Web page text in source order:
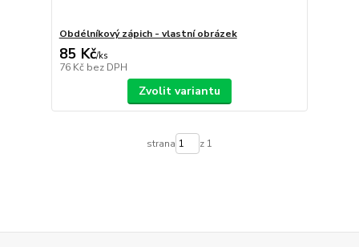
Obdélníkový zápich - vlastní obrázek
85 Kč/ks
76 Kč bez DPH
Zvolit variantu
strana z 1